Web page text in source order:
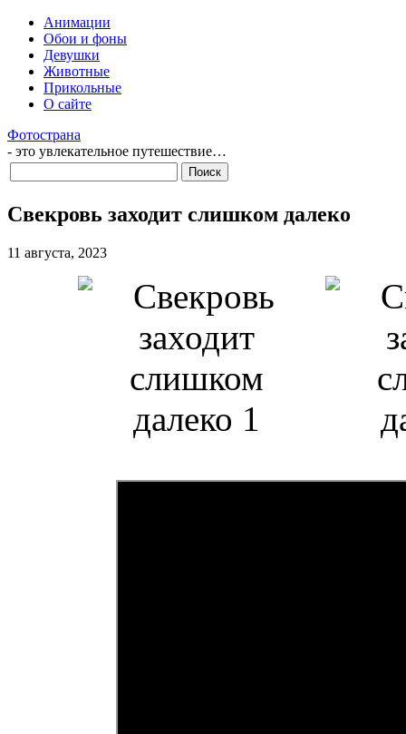
Анимации
Обои и фоны
Девушки
Животные
Прикольные
О сайте
Фотострана
- это увлекательное путешествие…
Свекровь заходит слишком далеко
11 августа, 2023